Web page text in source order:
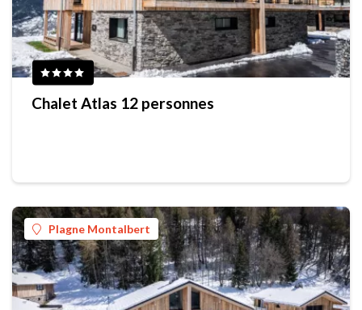
Chalet Atlas 12 personnes
Plagne Montalbert